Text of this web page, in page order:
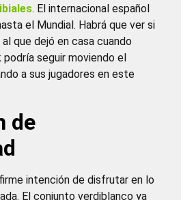
. El internacional español
el Mundial. Habrá que ver si
que dejó en casa cuando
seguir moviendo el
a sus jugadores en este
de
intención de disfrutar en lo
El conjunto verdiblanco ya